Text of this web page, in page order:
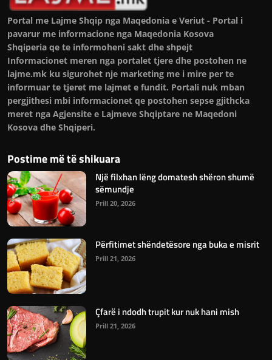
Portal me Lajme Shqip nga Maqedonia e Veriut - Portal i
pavarur me informacione nga Maqedonia Kosova
Shqiperia qe te informoheni sakt dhe shpejt
Informacionet meren nga portalet tjere dhe postohen ne
lajme.mk ku sigurohet nje marketing me i mire per te
informuar te tjeret me lajmet e fundit. Portali nuk mban
pergjithesi mbi informacionet qe postohen sepse gjithcka
meret nga Agjensite e Lajmeve Shqiptare ne Maqedoni
Kosova dhe Shqiperi.
Postime më të shikuara
Një filxhan lëng domatesh shëron shumë
sëmundje
Prill 20, 2026
Përfitimet shëndetësore nga buka e misrit
Prill 21, 2026
Çfarë i ndodh trupit kur nuk hani mish
Prill 21, 2026